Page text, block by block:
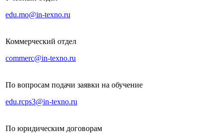
edu.mo@in-texno.ru
Коммерческий отдел
commerc@in-texno.ru
По вопросам подачи заявки на обучение
edu.rcps3@in-texno.ru
По юридическим договорам